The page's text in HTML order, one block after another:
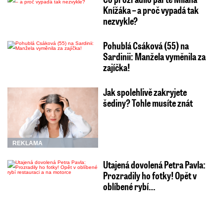
Knížáka – a proč vypadá tak
nezvykle?
Pohublá Csáková (55) na
Sardinii: Manžela vyměnila za
zajíčka!
REKLAMA
Jak spolehlivě zakryjete
šediny? Tohle musíte znát
Utajená dovolená Petra Pavla:
Prozradily ho fotky! Opět v
oblíbené rybí…